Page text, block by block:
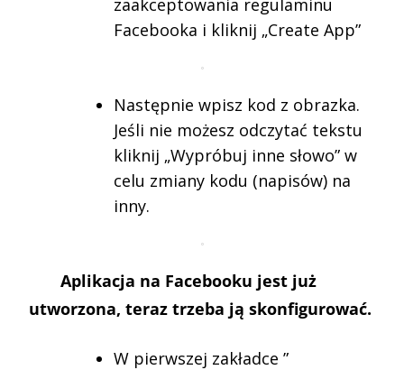
Facebooka i kliknij „Create App”
Następnie wpisz kod z obrazka.
Jeśli nie możesz odczytać tekstu
kliknij „Wypróbuj inne słowo” w
celu zmiany kodu (napisów) na
inny.
Aplikacja na Facebooku jest już
utworzona, teraz trzeba ją skonfigurować.
W pierwszej zakładce ”